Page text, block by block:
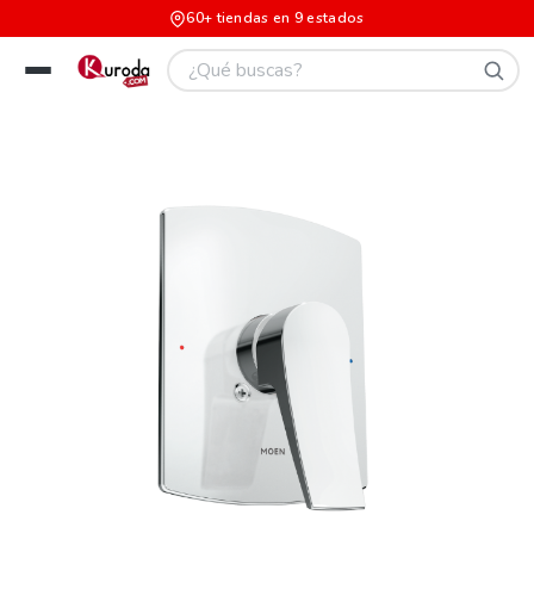
60+ tiendas en 9 estados